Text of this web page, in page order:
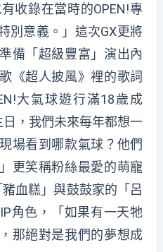
收錄在當時的OPEN!專
別意義。」這次GX更將
備「超級豐富」演出內
《超人披風》裡的歌詞
大氣球遊行滿18歲成
，我們未來每年都想一
場看到哪款氣球？他們
更笑稱粉絲最愛的萌寵
血糕」與鼓鼓家的「呂
角色，「如果有一天牠
那絕對是我們的夢想成